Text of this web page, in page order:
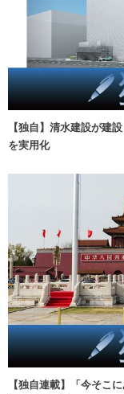
【独自】清水建設が建
を実用化
【独自連載】「今そこ